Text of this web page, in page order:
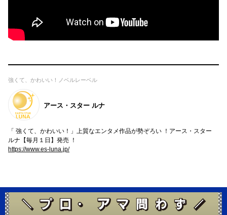
強くて、かわいい！ノベルレーベル
アース・スター ルナ
「 強くて、かわいい！」上質なエンタメ作品が勢ぞろい ！アース・スター
ルナ【毎月１日】発売 ！
https://www.es-luna.jp/